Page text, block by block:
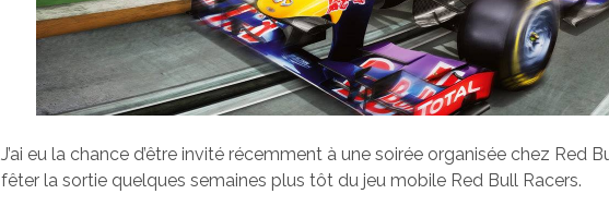
J’ai eu la chance d’être invité récemment à une soirée organisée chez Red
fêter la sortie quelques semaines plus tôt du jeu mobile Red Bull Racers.